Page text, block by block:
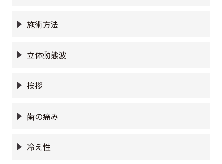
施術方法
立体動態波
挨拶
歯の痛み
冷え性